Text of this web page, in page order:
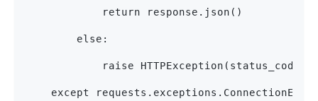
            return response.json()
        else:
raise
except